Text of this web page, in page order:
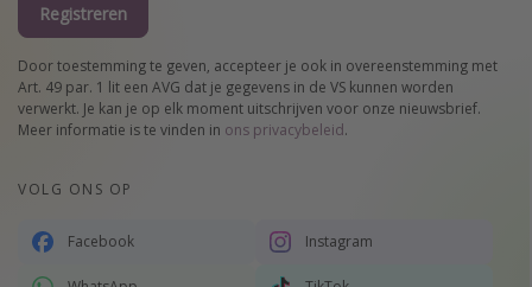
Registreren
Door toestemming te geven, accepteer je ook in overeenstemming met
Art. 49 par. 1 lit een AVG dat je gegevens in de VS kunnen worden
verwerkt. Je kan je op elk moment uitschrijven voor onze nieuwsbrief.
Meer informatie is te vinden in ons privacybeleid.
VOLG ONS OP
Facebook Instagram